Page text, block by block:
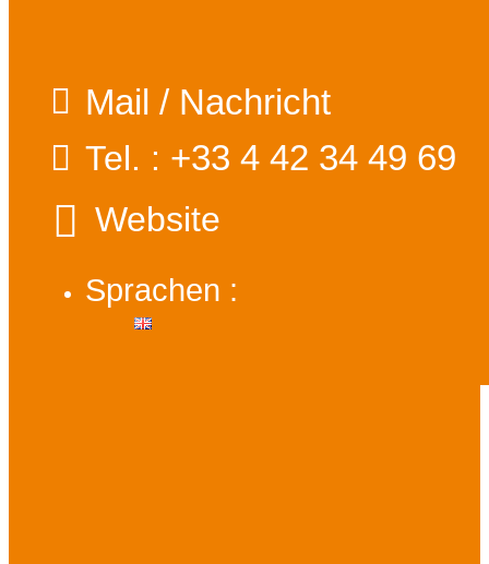
Mail / Nachricht
Tel. : +33 4 42 34 49 69
Website
Sprachen :